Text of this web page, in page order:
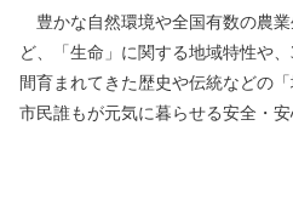
豊かな自然環境や全国有数の農
ど、「生命」に関する地域特性や
間育まれてきた歴史や伝統などの
市民誰もが元気に暮らせる安全・
もに事業を推進したい13のプロジ